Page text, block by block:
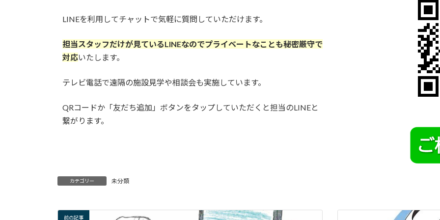
LINEを利用してチャットで気軽に質問していただけます。
担当スタッフだけが見ているLINEなのでプライベートなことも秘密厳守で
対応いたします。
テレビ電話で遠隔の施設見学や相談会も実施しています。
QRコードか「友だち追加」ボタンをタップしていただくと担当のLINEと
繋がります。
カテゴリー 未分類
前の記事